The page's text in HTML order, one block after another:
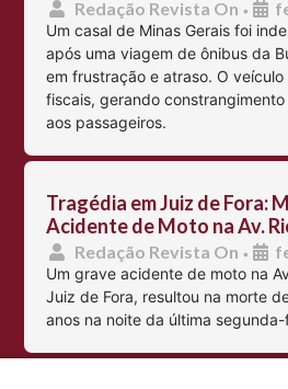
Redação Revista On •
Um casal de Minas Gerais foi
após uma viagem de ônibus da
em frustração e atraso. O
fiscais, gerando
aos passageiros.
Tragédia em Juiz de Fora:
Acidente de Moto na Av.
Redação Revista On •
Um grave acidente de moto na
Juiz de Fora, resultou na morte
anos na noite da última segunda-